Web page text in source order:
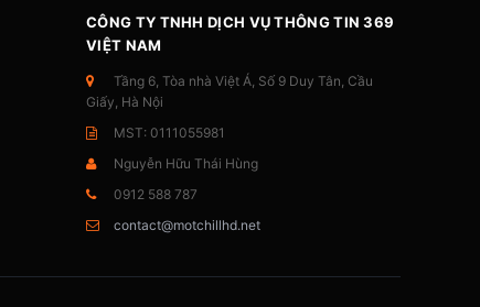
CÔNG TY TNHH DỊCH VỤ THÔNG TIN 369
VIỆT NAM
Tầng 6, Tòa nhà Việt Á, Số 9 Duy Tân, Cầu
Giấy, Hà Nội
MST: 0111055981
Nguyễn Hữu Thái Hùng
0912 588 787
contact@motchillhd.net